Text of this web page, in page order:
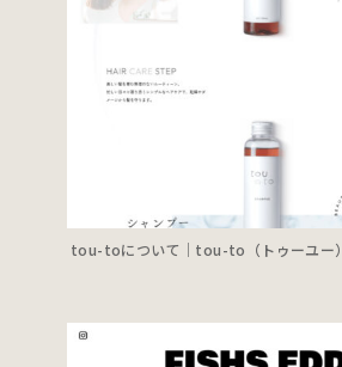
tou-toについて｜tou-to（トゥーユー）